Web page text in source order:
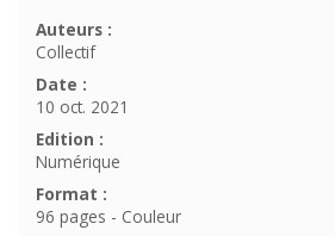
Auteurs :
Collectif
Date :
10 oct. 2021
Edition :
Numérique
Format :
96 pages - Couleur